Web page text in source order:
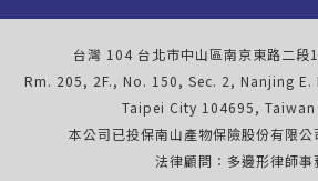
台灣 104 台北市中山區南京東路二
Rm. 205, 2F., No. 150, Sec. 2, Nanjing
Taipei City 104695, Taiwan
本公司已投保南山產物保險股份有限
法律顧問：多邊形律師事